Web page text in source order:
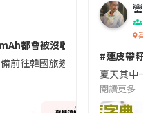
都會被沒收😱出發前切記檢查
備前往韓國旅遊的民眾，近期要
營養
香港
#連皮帶籽
夏天其中一
閱讀更多